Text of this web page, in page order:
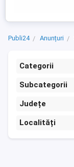
Publi24 Anunțuri
Categorii
Subcategorii
Județe
Localități